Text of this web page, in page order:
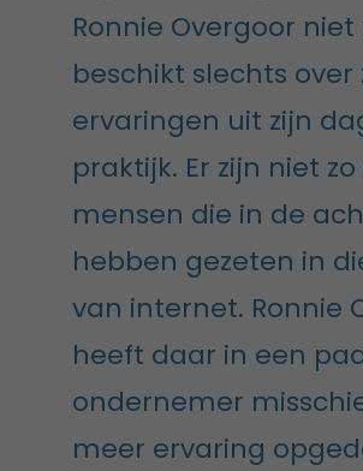
Ronnie Overgoor niet
beschikt slechts over
ervaringen uit zijn
praktijk. Er zijn niet
mensen die in de
hebben gezeten in
van internet. Ronnie
heeft daar in een
ondernemer
meer ervaring